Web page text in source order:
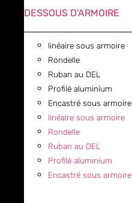
DESSOUS D'ARMOIRE
linéaire sous armoire
Rondelle
Ruban au DEL
Profilé aluminium
Encastré sous armoire
linéaire sous armoire
Rondelle
Ruban au DEL
Profilé aluminium
Encastré sous armoire